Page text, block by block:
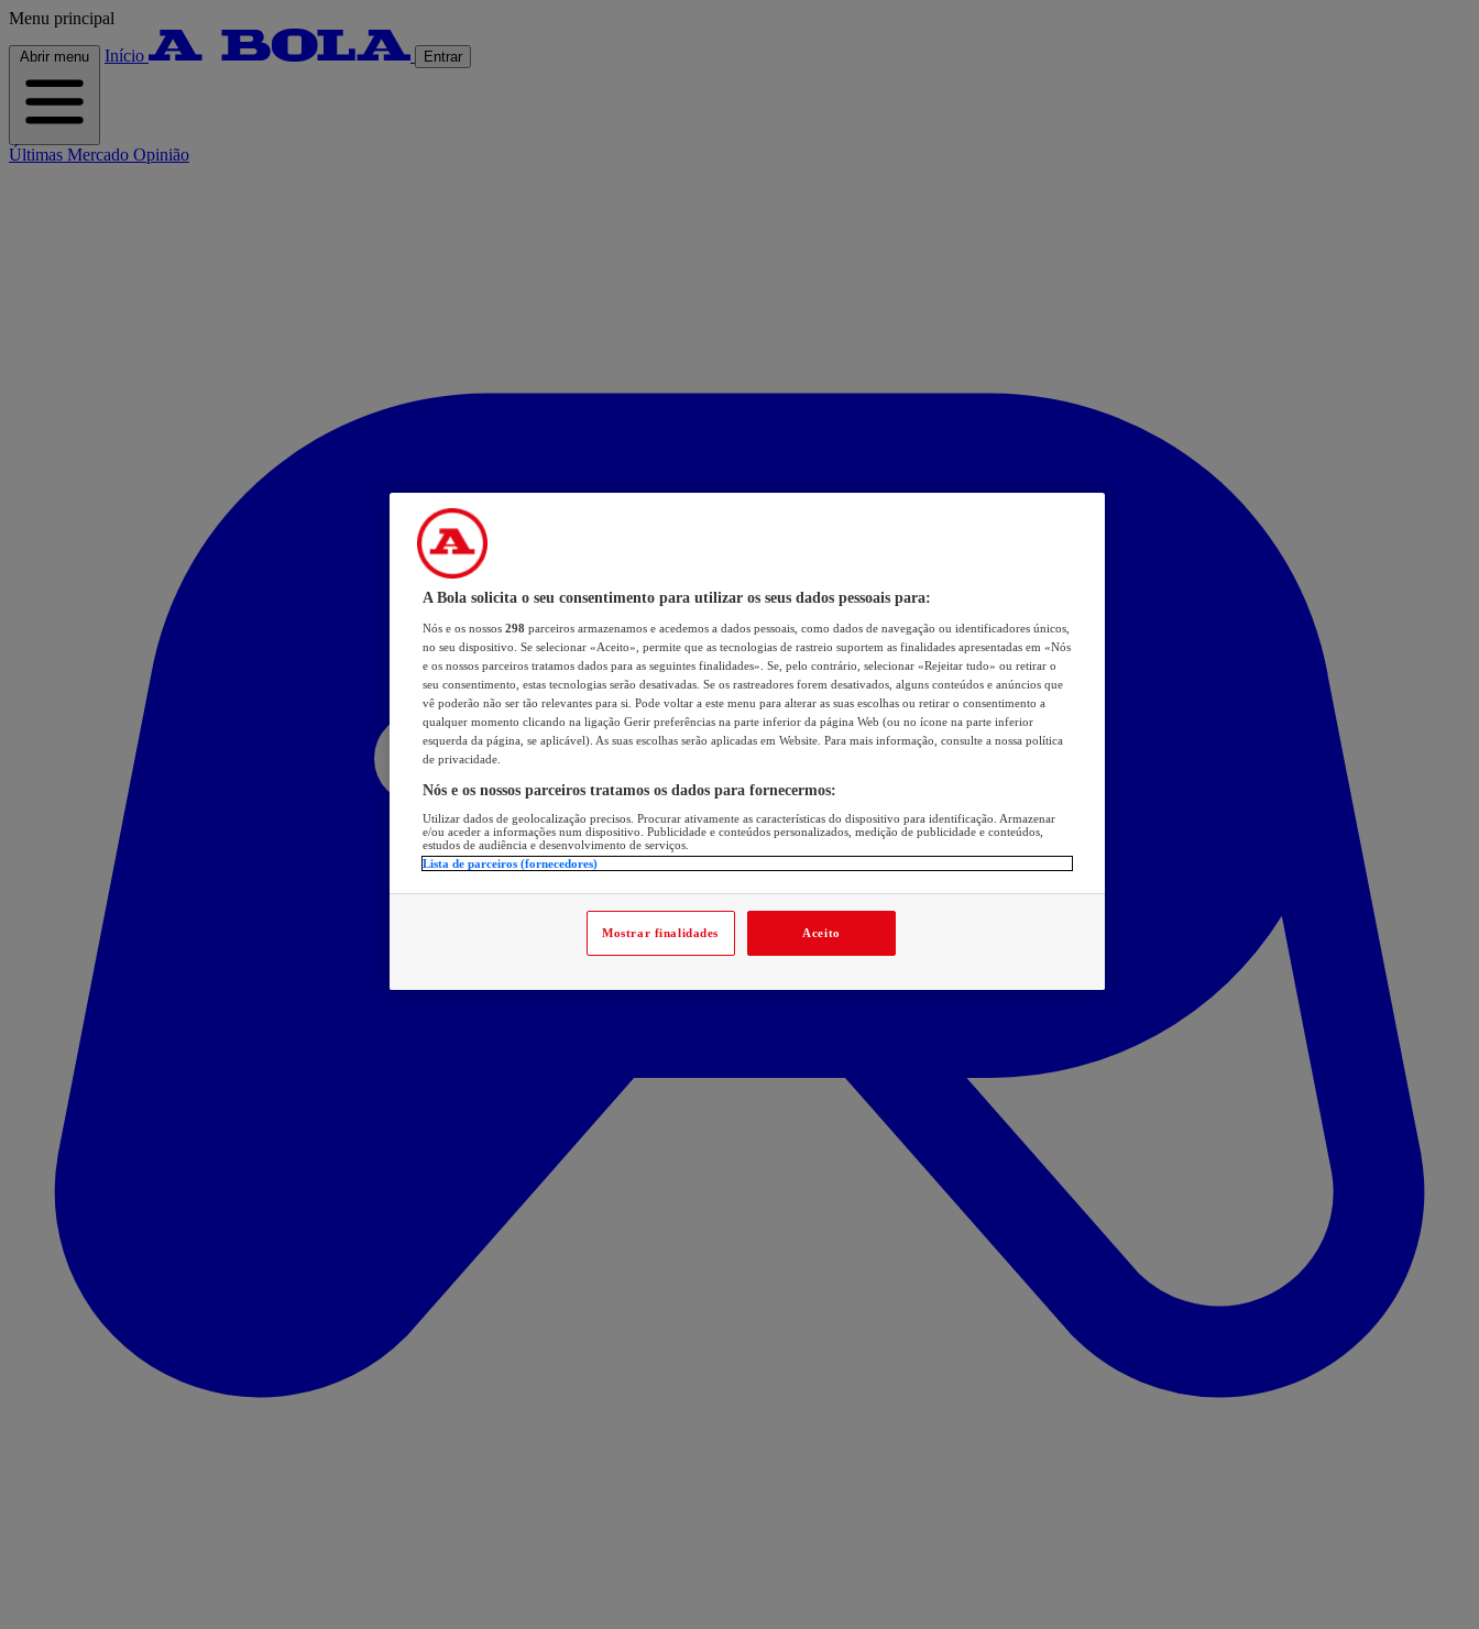
Menu principal
Abrir menu Início Entrar
Últimas Mercado Opinião
A Bola solicita o seu consentimento para utilizar os seus dados pessoais para:
Nós e os nossos 298 parceiros armazenamos e acedemos a dados pessoais, como dados de navegação ou identificadores únicos,
no seu dispositivo. Se selecionar «Aceito», permite que as tecnologias de rastreio suportem as finalidades apresentadas em «Nós
e os nossos parceiros tratamos dados para as seguintes finalidades». Se, pelo contrário, selecionar «Rejeitar tudo» ou retirar o
seu consentimento, estas tecnologias serão desativadas. Se os rastreadores forem desativados, alguns conteúdos e anúncios que
vê poderão não ser tão relevantes para si. Pode voltar a este menu para alterar as suas escolhas ou retirar o consentimento a
qualquer momento clicando na ligação Gerir preferências na parte inferior da página Web (ou no ícone na parte inferior
esquerda da página, se aplicável). As suas escolhas serão aplicadas em Website. Para mais informação, consulte a nossa política
de privacidade.
Nós e os nossos parceiros tratamos os dados para fornecermos:
Utilizar dados de geolocalização precisos. Procurar ativamente as características do dispositivo para identificação. Armazenar
e/ou aceder a informações num dispositivo. Publicidade e conteúdos personalizados, medição de publicidade e conteúdos,
estudos de audiência e desenvolvimento de serviços.
Lista de parceiros (fornecedores)
Mostrar finalidades Aceito